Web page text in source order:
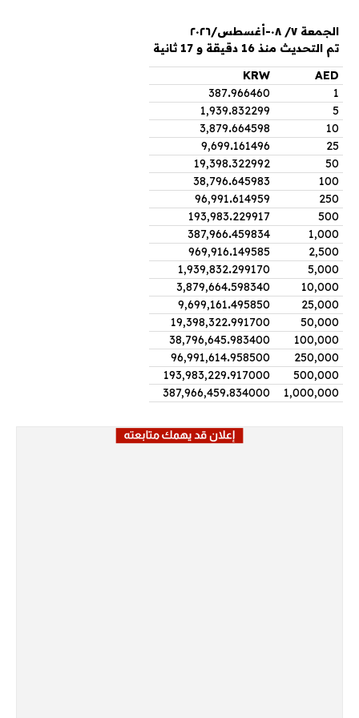
الجمعة ٧/ ٠٨-أغسطس/٢٠٢٦
تم التحديث منذ 16 دقيقة و 17 ثانية
AED
KRW
1
387.966460
5
1,939.832299
10
3,879.664598
25
9,699.161496
50
19,398.322992
100
38,796.645983
250
96,991.614959
500
193,983.229917
1,000
387,966.459834
2,500
969,916.149585
5,000
1,939,832.299170
10,000
3,879,664.598340
25,000
9,699,161.495850
50,000
19,398,322.991700
100,000
38,796,645.983400
250,000
96,991,614.958500
500,000
193,983,229.917000
1,000,000
387,966,459.834000